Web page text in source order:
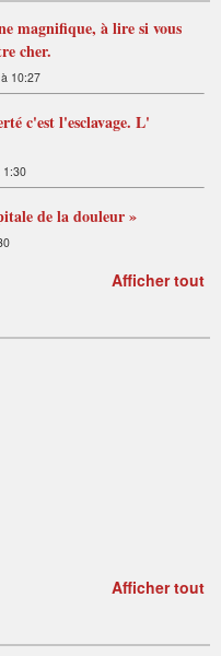
magnifique, à lire si vous
cher.
10:27
c'est l'esclavage. L'
1:30
de la douleur »
Afficher tout
Afficher tout